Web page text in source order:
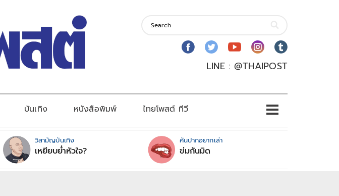
LINE : @THAIPOST
บันเทิง หนังสือพิมพ์ ไทยโพสต์ ทีวี
วิสามัญบันเทิง
เหยียบย่ำหัวใจ?
คันปากอยากเล่า
ข่มกันมิด